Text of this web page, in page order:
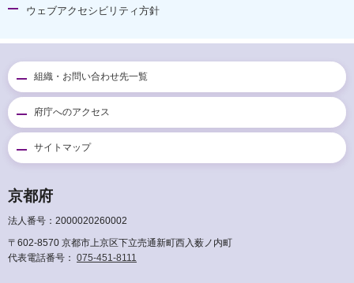
ウェブアクセシビリティ方針
組織・お問い合わせ先一覧
府庁へのアクセス
サイトマップ
京都府
法人番号：2000020260002
〒602-8570 京都市上京区下立売通新町西入薮ノ内町
代表電話番号： 075-451-8111